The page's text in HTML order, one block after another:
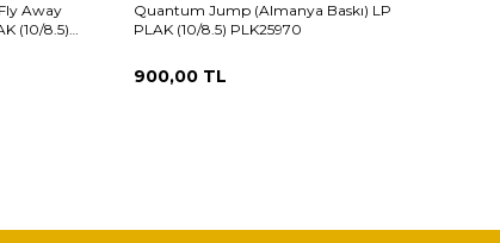
Away
(10/8.5)
Quantum Jump (Almanya Baskı) LP
PLAK (10/8.5) PLK25970
900,00 TL